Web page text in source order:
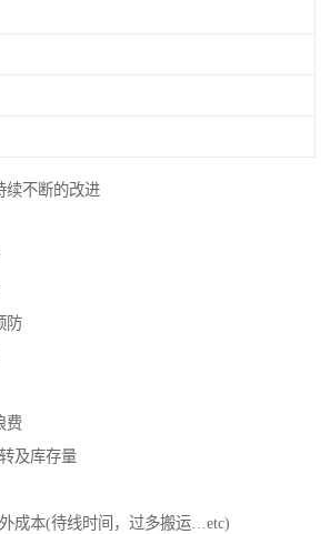
续不断的改进
防
费
及库存量
成本(待线时间，过多搬运…etc)